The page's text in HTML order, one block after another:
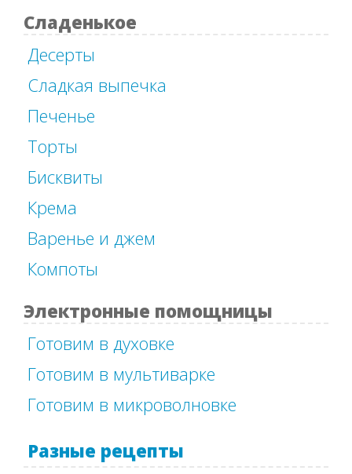
Сладенькое
Десерты
Сладкая выпечка
Печенье
Торты
Бисквиты
Крема
Варенье и джем
Компоты
Электронные помощницы
Готовим в духовке
Готовим в мультиварке
Готовим в микроволновке
Разные рецепты